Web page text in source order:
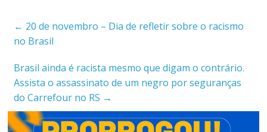
← 20 de novembro – Dia de refletir sobre o racismo
no Brasil
Brasil ainda é racista mesmo que digam o contrário.
Assista o assassinato de um negro por seguranças
do Carrefour no RS →